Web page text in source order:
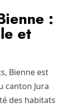
:
et
Bienne est
canton Jura
des habitats